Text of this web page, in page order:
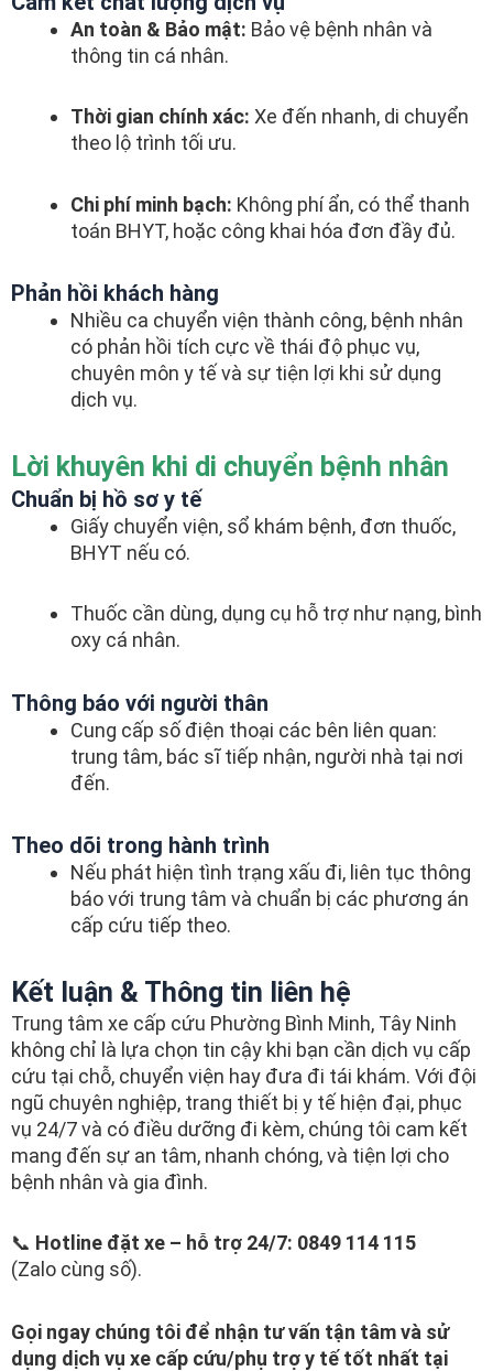
An toàn & Bảo mật: Bảo vệ bệnh nhân và
thông tin cá nhân.
Thời gian chính xác: Xe đến nhanh, di chuyển
theo lộ trình tối ưu.
Chi phí minh bạch: Không phí ẩn, có thể thanh
toán BHYT, hoặc công khai hóa đơn đầy đủ.
Phản hồi khách hàng
Nhiều ca chuyển viện thành công, bệnh nhân
có phản hồi tích cực về thái độ phục vụ,
chuyên môn y tế và sự tiện lợi khi sử dụng
dịch vụ.
Lời khuyên khi di chuyển bệnh nhân
Chuẩn bị hồ sơ y tế
Giấy chuyển viện, sổ khám bệnh, đơn thuốc,
BHYT nếu có.
Thuốc cần dùng, dụng cụ hỗ trợ như nạng, bình
oxy cá nhân.
Thông báo với người thân
Cung cấp số điện thoại các bên liên quan:
trung tâm, bác sĩ tiếp nhận, người nhà tại nơi
đến.
Theo dõi trong hành trình
Nếu phát hiện tình trạng xấu đi, liên tục thông
báo với trung tâm và chuẩn bị các phương án
cấp cứu tiếp theo.
Kết luận & Thông tin liên hệ
Trung tâm xe cấp cứu Phường Bình Minh, Tây Ninh
không chỉ là lựa chọn tin cậy khi bạn cần dịch vụ cấp
cứu tại chỗ, chuyển viện hay đưa đi tái khám. Với đội
ngũ chuyên nghiệp, trang thiết bị y tế hiện đại, phục
vụ 24/7 và có điều dưỡng đi kèm, chúng tôi cam kết
mang đến sự an tâm, nhanh chóng, và tiện lợi cho
bệnh nhân và gia đình.
📞 Hotline đặt xe – hỗ trợ 24/7: 0849 114 115
(Zalo cùng số).
Gọi ngay chúng tôi để nhận tư vấn tận tâm và sử
dụng dịch vụ xe cấp cứu/phụ trợ y tế tốt nhất tại